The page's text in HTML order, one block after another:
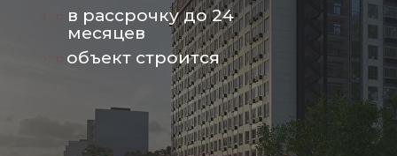
в рассрочку до 24
месяцев
объект строится